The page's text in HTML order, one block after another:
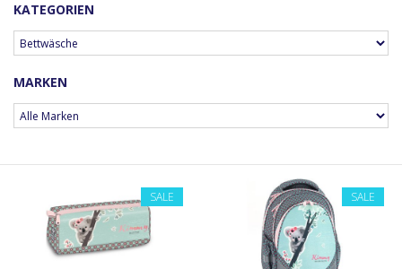
KATEGORIEN
MARKEN
SALE SALE